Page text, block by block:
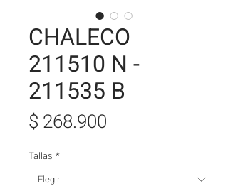
CHALECO
211510 N -
211535 B
$ 268.900
Tallas *